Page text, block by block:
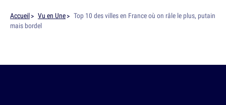
Accueil Vu en Une
Top 10 des villes en France où on râle le plus, putain
mais bordel